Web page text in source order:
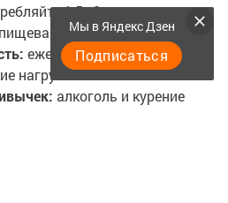
1,5–2 литра воды в
ежедневные прогулки и
нагрузки.
алкоголь и курение
Мы в Яндекс Дзен
Подписаться